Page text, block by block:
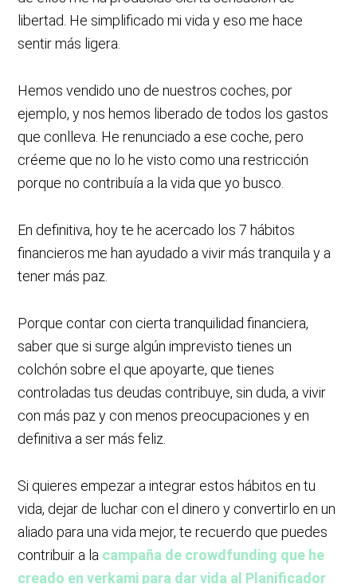
libertad. He simplificado mi vida y eso me hace
sentir más ligera.
Hemos vendido uno de nuestros coches, por
ejemplo, y nos hemos liberado de todos los gastos
que conlleva. He renunciado a ese coche, pero
créeme que no lo he visto como una restricción
porque no contribuía a la vida que yo busco.
En definitiva, hoy te he acercado los 7 hábitos
financieros me han ayudado a vivir más tranquila y a
tener más paz.
Porque contar con cierta tranquilidad financiera,
saber que si surge algún imprevisto tienes un
colchón sobre el que apoyarte, que tienes
controladas tus deudas contribuye, sin duda, a vivir
con más paz y con menos preocupaciones y en
definitiva a ser más feliz.
Si quieres empezar a integrar estos hábitos en tu
vida, dejar de luchar con el dinero y convertirlo en un
aliado para una vida mejor, te recuerdo que puedes
contribuir a la campaña de crowdfunding que he
creado en verkami para dar vida al Planificador